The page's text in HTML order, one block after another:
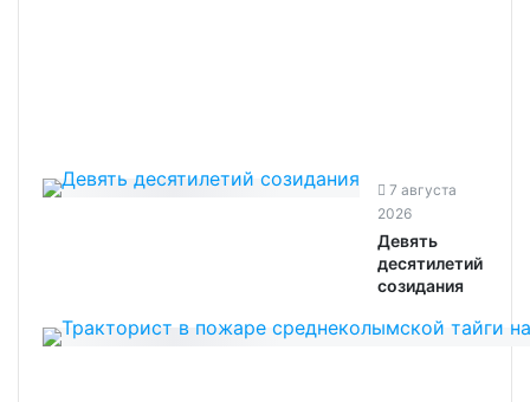
7 августа
2026
Девять
десятилетий
созидания